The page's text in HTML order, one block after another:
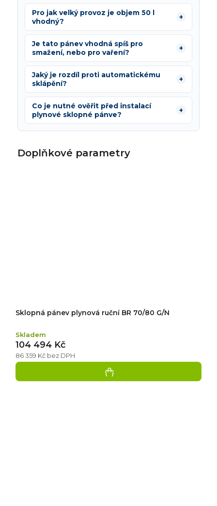
Pro jak velký provoz je objem 50 l
vhodný?
Je tato pánev vhodná spíš pro
smažení, nebo pro vaření?
Jaký je rozdíl proti automatickému
sklápění?
Co je nutné ověřit před instalací
plynové sklopné pánve?
Doplňkové parametry
Sklopná pánev plynová ruční BR 70/80 G/N
Skladem
86 359 Kč bez DPH
104 494 Kč